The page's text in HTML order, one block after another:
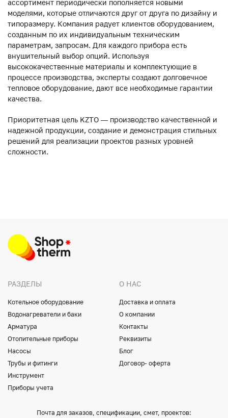
ассортимент периодически пополняется новыми
моделями, которые отличаются друг от друга по дизайну и
типоразмеру. Компания радует клиентов оборудованием,
созданным по их индивидуальным техническим
параметрам, запросам. Для каждого прибора есть
внушительный выбор опций. Используя
высококачественные материалы и комплектующие в
процессе производства, эксперты создают долговечное
тепловое оборудование, дают все необходимые гарантии
качества.
Приоритетная цель KZTO — производство качественной и
надежной продукции, создание и демонстрация стильных
решений для реализации проектов разных уровней
сложности.
РАЗДЕЛЫ
Котельное оборудование
Водонагреватели и баки
Арматура
Отопительные приборы
Насосы
Трубы и фитинги
Инструмент
Приборы учета
О НАС
Доставка и оплата
О компании
Контакты
Реквизиты
Блог
Договор- оферта
Почта для заказов, спецификации, смет, проектов: